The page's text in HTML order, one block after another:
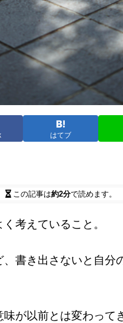
はてブ
この記事は約2分で読めます。
考えていること。
書き出さないと自分
が以前とは変わって